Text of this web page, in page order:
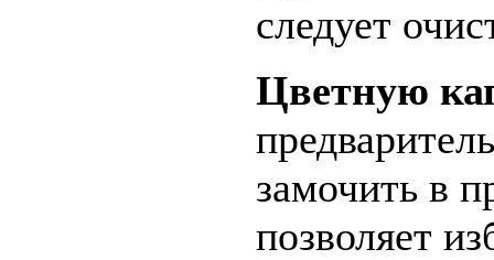
следует
Цветную
замочить в
позволяет